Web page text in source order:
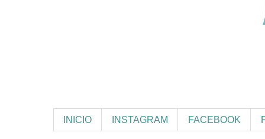
INICIO INSTAGRAM FACEBOOK